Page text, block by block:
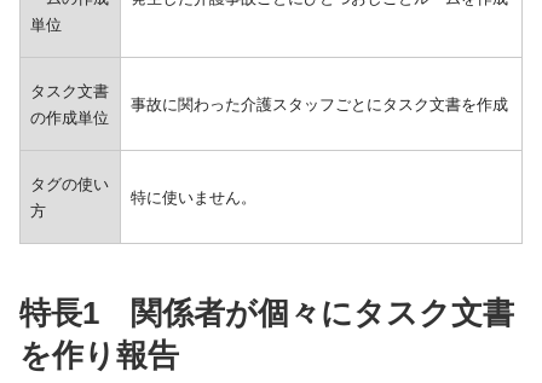
単位
タスク文書
の作成単位
事故に関わった介護スタッフごとにタスク文書を作成
タグの使い
方
特に使いません。
特長1 関係者が個々にタスク文書
を作り報告